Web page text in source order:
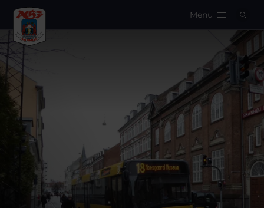
Logo
Menu